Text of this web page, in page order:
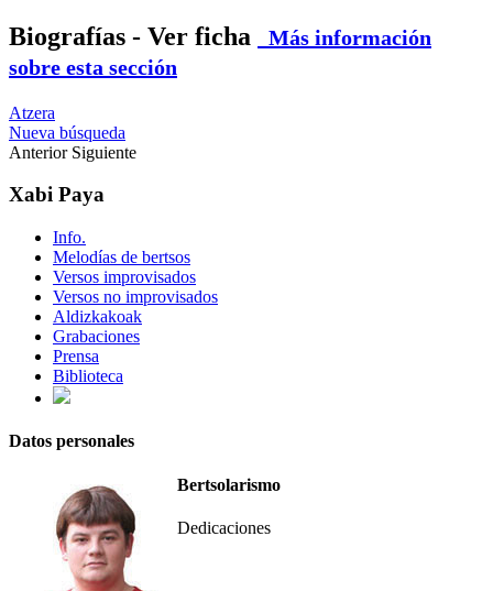
Biografías - Ver ficha
Más información
sobre esta sección
Atzera
Nueva búsqueda
Anterior Siguiente
Xabi Paya
Info.
Melodías de bertsos
Versos improvisados
Versos no improvisados
Aldizkakoak
Grabaciones
Prensa
Biblioteca
Datos personales
Bertsolarismo
Dedicaciones